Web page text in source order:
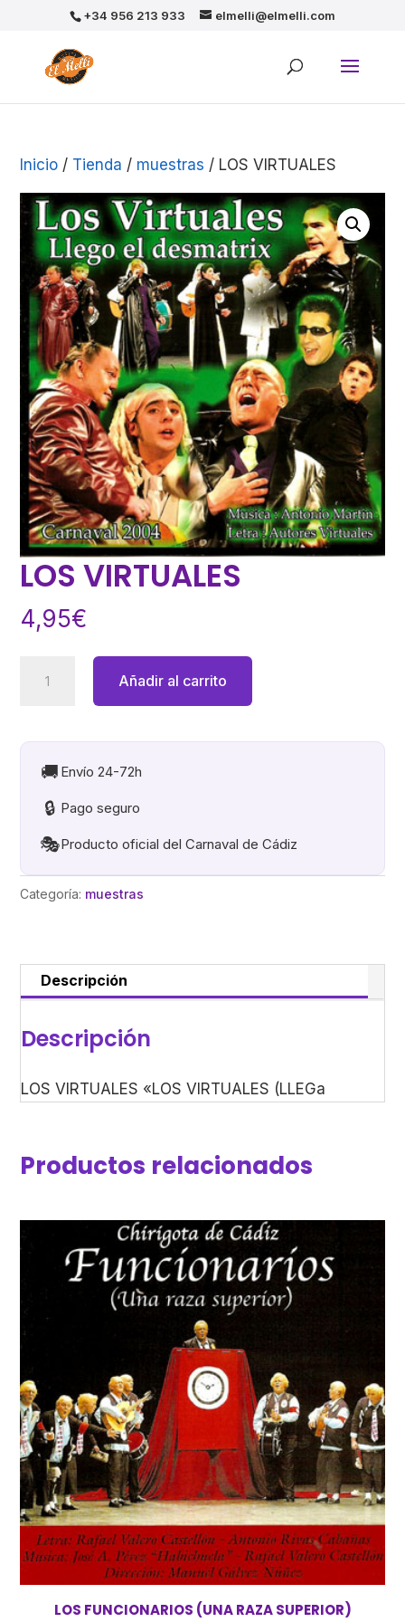
+34 956 213 933 elmelli@elmelli.com
Inicio / Tienda / muestras / LOS VIRTUALES
LOS VIRTUALES
4,95€
VIRTUALES
Añadir al carrito
🚚 Envío 24-72h
🔒 Pago seguro
🎭Producto oficial del Carnaval de Cádiz
Categoría: muestras
Descripción
Descripción
LOS VIRTUALES «LOS VIRTUALES (LLEGa
Productos relacionados
LOS FUNCIONARIOS (UNA RAZA SUPERIOR)